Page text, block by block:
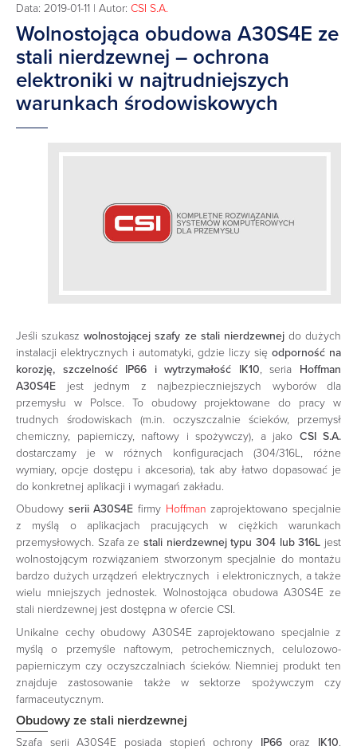
Data: 2019-01-11 | Autor: CSI S.A.
Wolnostojąca obudowa A30S4E ze
stali nierdzewnej – ochrona
elektroniki w najtrudniejszych
warunkach środowiskowych
Jeśli szukaszwolnostojącej szafy ze stali nierdzewnejdo dużych
instalacji elektrycznych i automatyki, gdzie liczy się odporność na
korozję, szczelność IP66 i wytrzymałość IK10, seria Hoffman
A30S4E jest jednym z najbezpieczniejszych wyborów dla
przemysłu w Polsce. To obudowy projektowane do pracy w
trudnych środowiskach (m.in. oczyszczalnie ścieków, przemysł
chemiczny, papierniczy, naftowy i spożywczy), a jako CSI S.A.
dostarczamy je w różnych konfiguracjach (304/316L, różne
wymiary, opcje dostępu i akcesoria), tak aby łatwo dopasować je
do konkretnej aplikacji i wymagań zakładu.
Obudowy serii A30S4E firmy Hoffman zaprojektowano specjalnie
z myślą o aplikacjach pracujących w ciężkich warunkach
przemysłowych. Szafa ze stali nierdzewnej typu 304 lub 316L jest
wolnostojącym rozwiązaniem stworzonym specjalnie do montażu
bardzo dużych urządzeń elektrycznych i elektronicznych, a także
wielu mniejszych jednostek. Wolnostojąca obudowa A30S4E ze
stali nierdzewnej jest dostępna w ofercie CSI.
Unikalne cechy obudowy A30S4E zaprojektowano specjalnie z
myślą o przemyśle naftowym, petrochemicznych, celulozowo-
papierniczym czy oczyszczalniach ścieków. Niemniej produkt ten
znajduje zastosowanie także w sektorze spożywczym czy
farmaceutycznym.
Obudowy ze stali nierdzewnej
Szafa serii A30S4E posiada stopień ochrony IP66oraz IK10.